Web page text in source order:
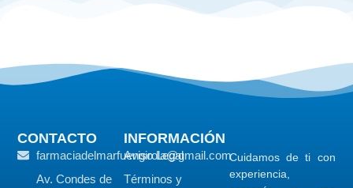
Cuidamos de ti con
experiencia,
CONTACTO
farmaciadelmarfuengirola@gmail.com
Av. Condes de
INFORMACIÓN
Aviso Legal
Términos y